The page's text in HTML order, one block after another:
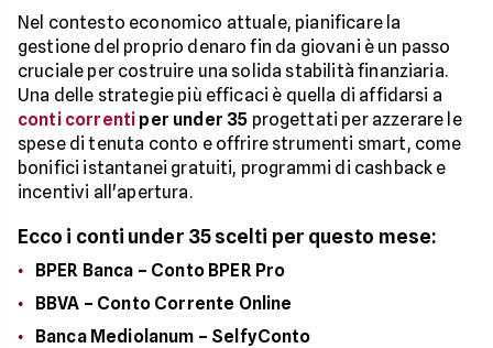
Nel contesto economico attuale, pianificare la
gestione del proprio denaro fin da giovani è un passo
cruciale per costruire una solida stabilità finanziaria.
Una delle strategie più efficaci è quella di affidarsi a
conti correnti per under 35 progettati per azzerare le
spese di tenuta conto e offrire strumenti smart, come
bonifici istantanei gratuiti, programmi di cashback e
incentivi all'apertura.
Ecco i conti under 35 scelti per questo mese:
BPER Banca – Conto BPER Pro
BBVA – Conto Corrente Online
Banca Mediolanum – SelfyConto